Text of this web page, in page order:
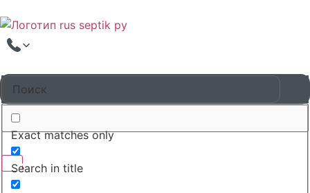
Exact matches only
Search in title